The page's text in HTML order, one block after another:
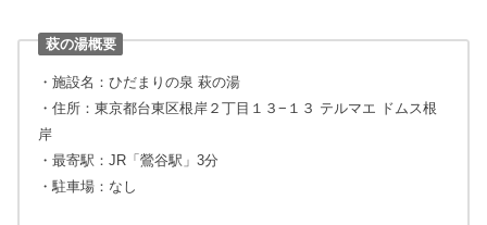
萩の湯概要
・施設名：ひだまりの泉 萩の湯
・住所：東京都台東区根岸２丁目１３−１３ テルマエ ドムス根
岸
・最寄駅：JR「鶯谷駅」3分
・駐車場：なし